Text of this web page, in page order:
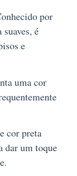
por
é
e
uma cor
cor preta
dar um toque